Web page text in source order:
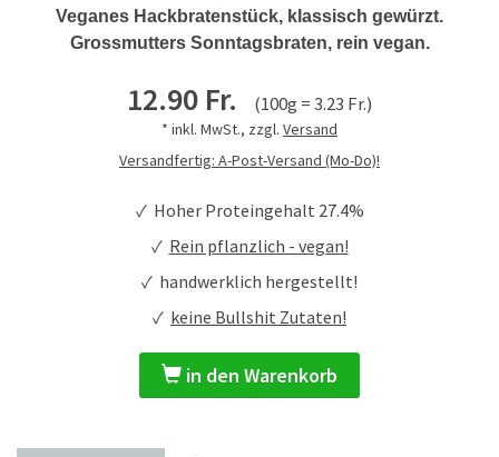
Veganes Hackbratenstück, klassisch gewürzt.
Grossmutters Sonntagsbraten, rein vegan.
12.90 Fr. (100g = 3.23 Fr.)
* inkl. MwSt., zzgl. Versand
Versandfertig: A-Post-Versand (Mo-Do)!
✓ Hoher Proteingehalt 27.4%
✓ Rein pflanzlich - vegan!
✓ handwerklich hergestellt!
✓ keine Bullshit Zutaten!
in den Warenkorb